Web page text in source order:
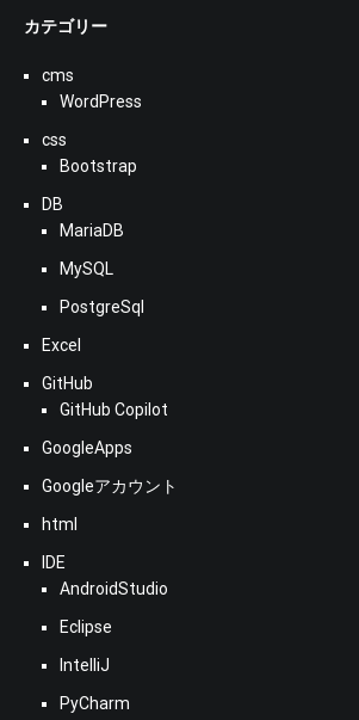
カテゴリー
cms
WordPress
css
Bootstrap
DB
MariaDB
MySQL
PostgreSql
Excel
GitHub
GitHub Copilot
GoogleApps
Googleアカウント
html
IDE
AndroidStudio
Eclipse
IntelliJ
PyCharm